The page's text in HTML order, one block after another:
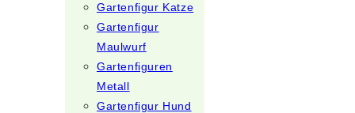
Gartenfigur Katze
Gartenfigur
Maulwurf
Gartenfiguren
Metall
Gartenfigur Hund